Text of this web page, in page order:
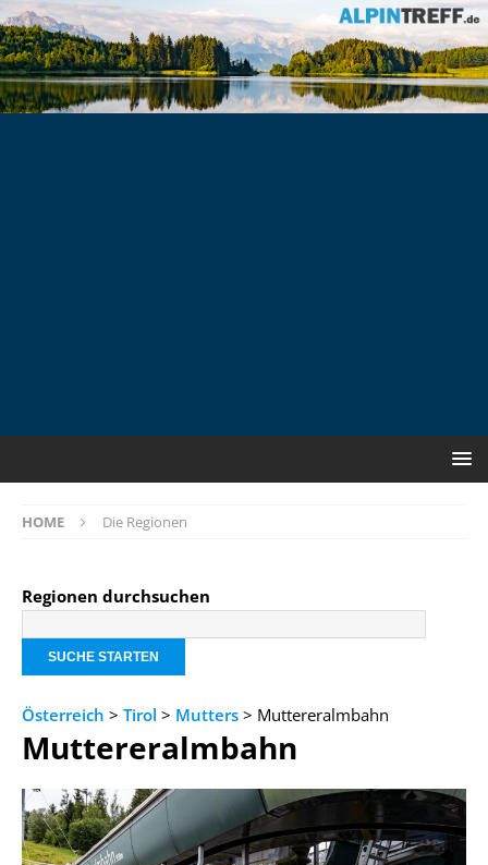
HOME Die Regionen
Regionen durchsuchen
Österreich > Tirol > Mutters > Muttereralmbahn
Muttereralmbahn